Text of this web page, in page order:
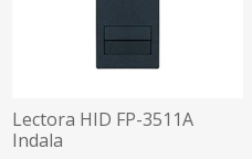
Lectora HID FP-3511A
Indala